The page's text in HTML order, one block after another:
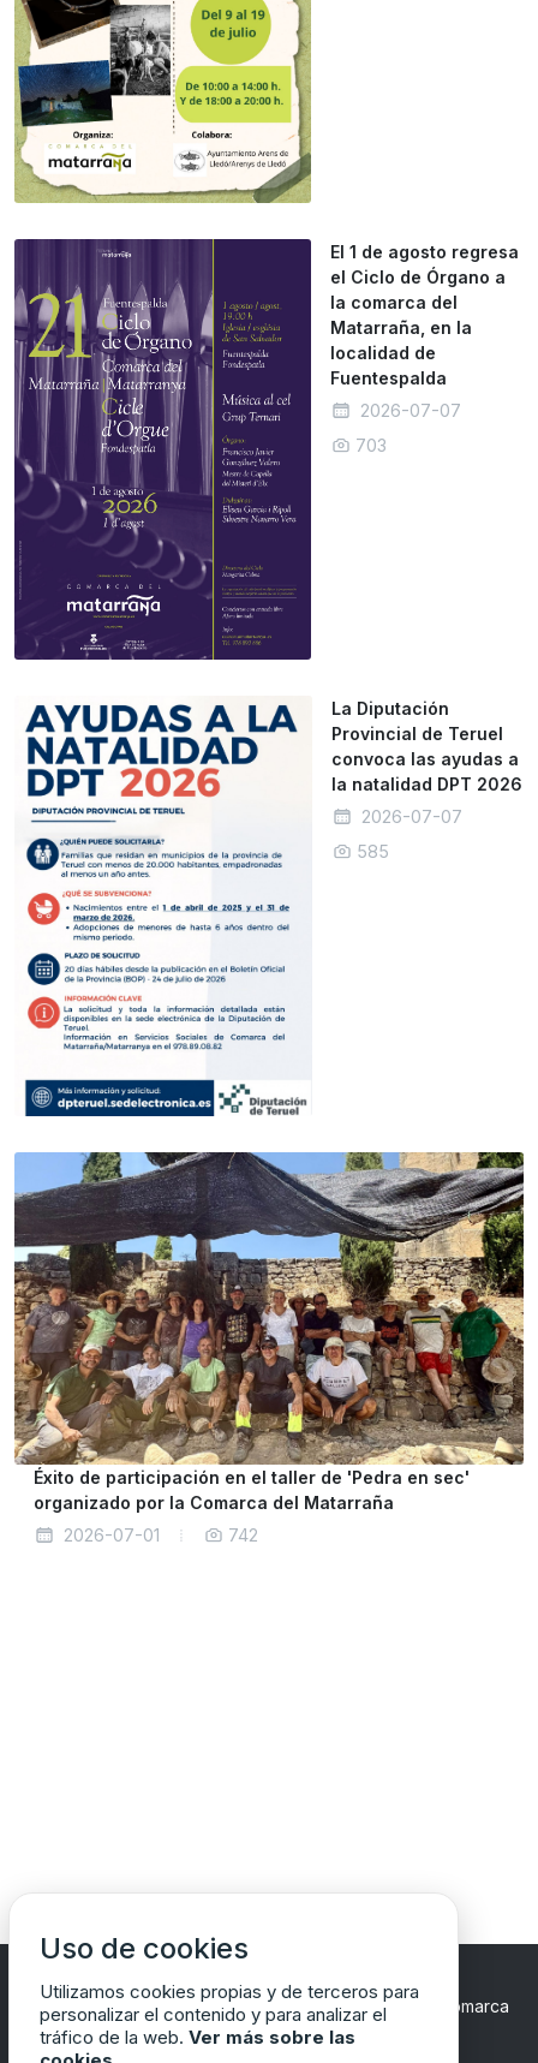
El 1 de agosto regresa
el Ciclo de Órgano a
la comarca del
Matarraña, en la
localidad de
Fuentespalda
2026-07-07
703
La Diputación
Provincial de Teruel
convoca las ayudas a
la natalidad DPT 2026
2026-07-07
585
Éxito de participación en el taller de 'Pedra en sec'
organizado por la Comarca del Matarraña
2026-07-01
742
Copyrights © 2024 Todos los Derechos Reservados
Comarca
del Matarraña/Matarranya
Uso de cookies
Utilizamos cookies propias y de terceros para
personalizar el contenido y para analizar el
tráfico de la web. Ver más sobre las